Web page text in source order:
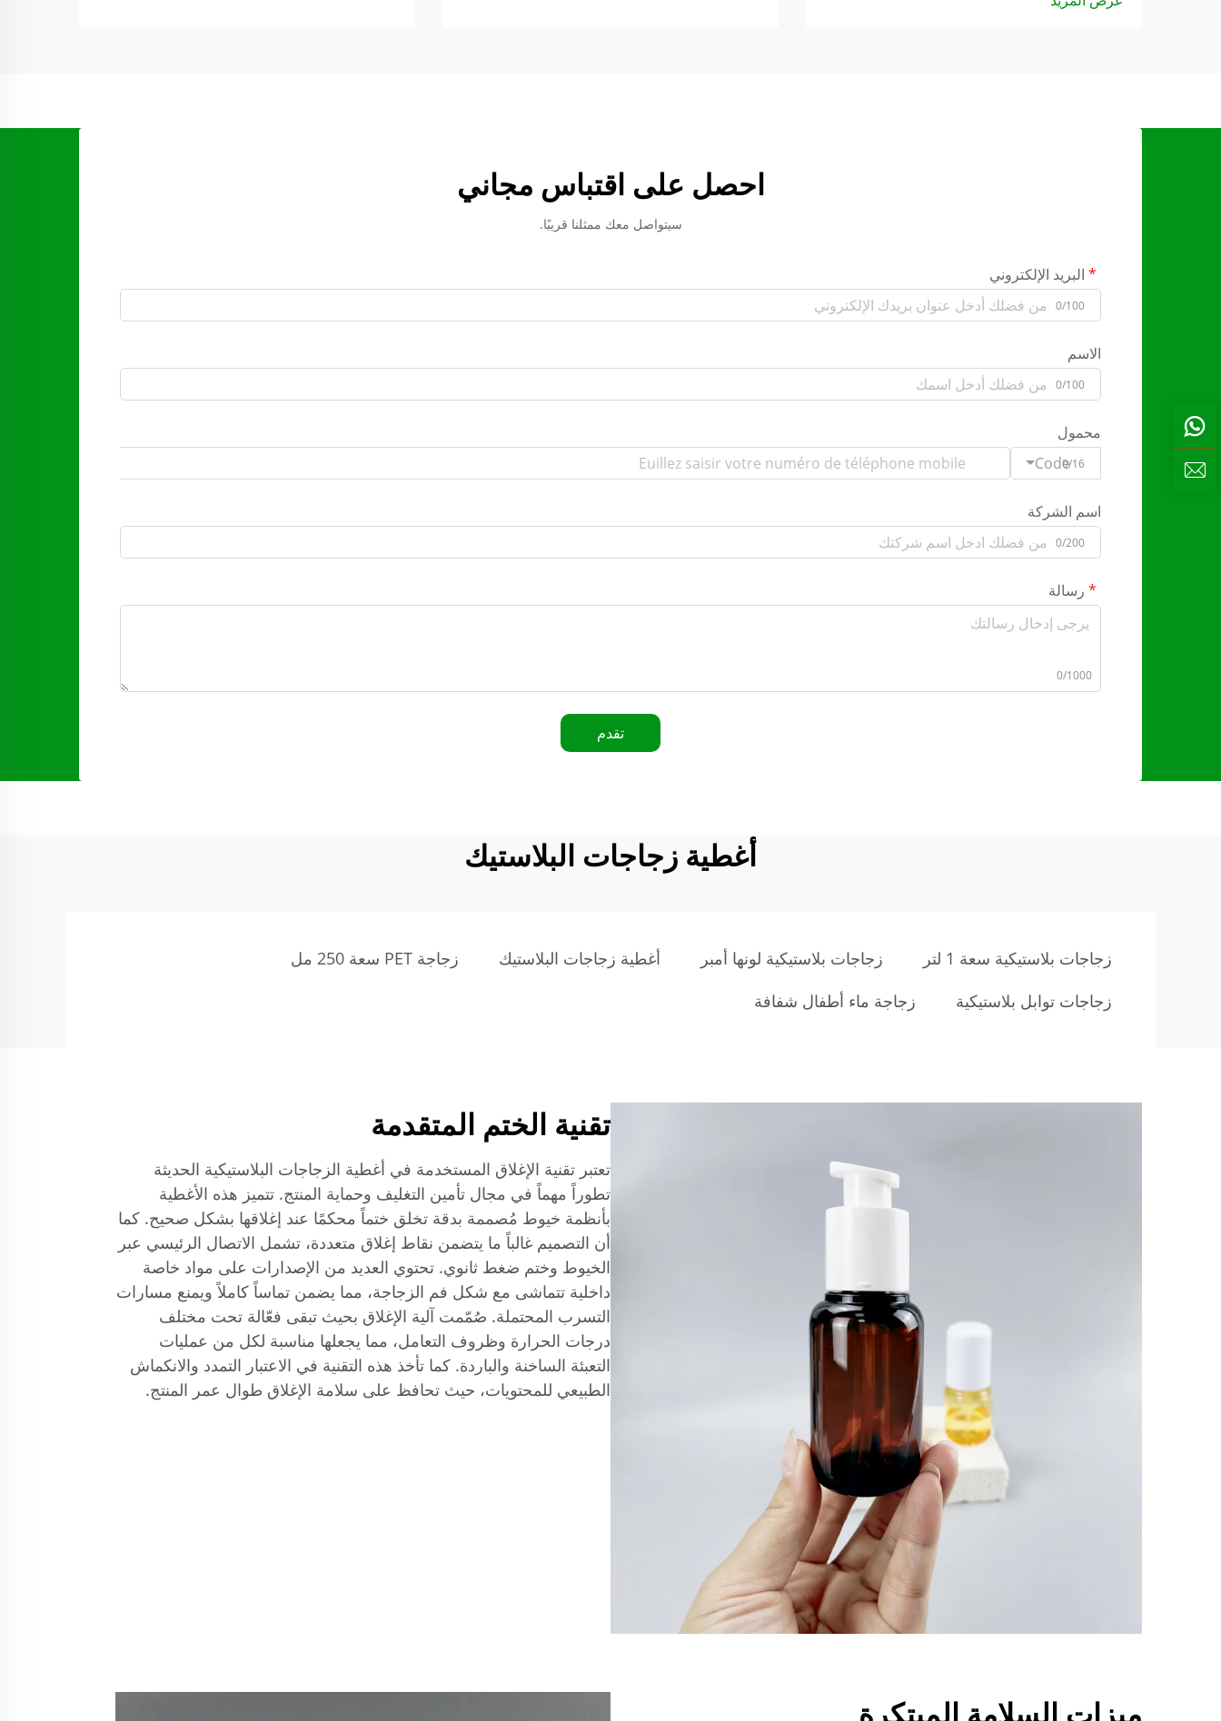
احصل على اقتباس مجاني
سيتواصل معك ممثلنا قريبًا.
البريد الإلكتروني
0/100
الاسم
0/100
محمول
Code0/16
اسم الشركة
0/200
رسالة
0/1000
تقدم
أغطية زجاجات البلاستيك
زجاجات بلاستيكية سعة 1 لتر زجاجات بلاستيكية لونها أمبر أغطية زجاجات البلاستيك
زجاجة PET سعة 250 مل
زجاجات توابل بلاستيكية
زجاجة ماء أطفال شفافة
تقنية الختم المتقدمة
تعتبر تقنية الإغلاق المستخدمة في أغطية الزجاجات البلاستيكية الحديثة
تطوراً مهماً في مجال تأمين التغليف وحماية المنتج. تتميز هذه الأغطية
بأنظمة خيوط مُصممة بدقة تخلق ختماً محكمًا عند إغلاقها بشكل صحيح. كما
أن التصميم غالباً ما يتضمن نقاط إغلاق متعددة، تشمل الاتصال الرئيسي عبر
الخيوط وختم ضغط ثانوي. تحتوي العديد من الإصدارات على مواد خاصة
داخلية تتماشى مع شكل فم الزجاجة، مما يضمن تماساً كاملاً ويمنع مسارات
التسرب المحتملة. صُمّمت آلية الإغلاق بحيث تبقى فعّالة تحت مختلف
درجات الحرارة وظروف التعامل، مما يجعلها مناسبة لكل من عمليات
التعبئة الساخنة والباردة. كما تأخذ هذه التقنية في الاعتبار التمدد والانكماش
الطبيعي للمحتويات، حيث تحافظ على سلامة الإغلاق طوال عمر المنتج.